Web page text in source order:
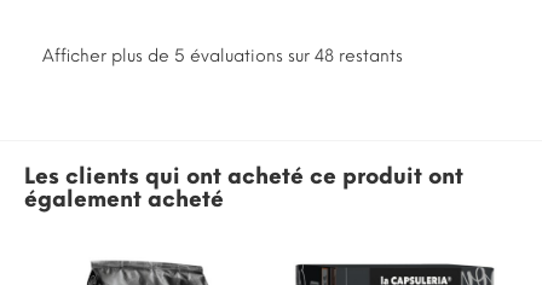
Afficher plus de 5 évaluations sur 48 restants
Les clients qui ont acheté ce produit ont
également acheté